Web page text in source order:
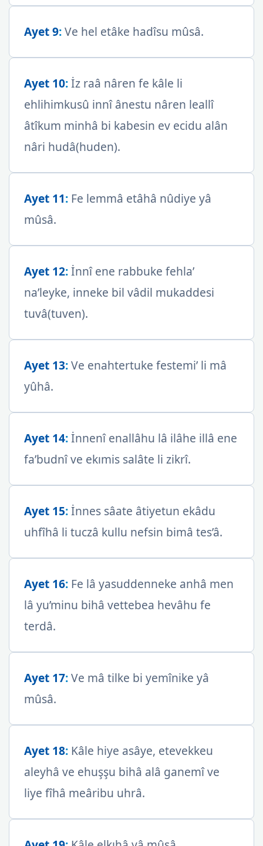
Ayet 9:Ve hel etâke hadîsu mûsâ.
Ayet 10:İz raâ nâren fe kâle li
ehlihimkusû innî ânestu nâren leallî
âtîkum minhâ bi kabesin ev ecidu alân
nâri hudâ(huden).
Ayet 11: Fe lemmâ etâhâ nûdiye yâ
mûsâ.
Ayet 12:İnnî ene rabbuke fehla’
na’leyke, inneke bil vâdil mukaddesi
tuvâ(tuven).
Ayet 13:Ve enahtertuke festemi’ li mâ
yûhâ.
Ayet 14:İnnenî enallâhu lâ ilâhe illâ ene
fa’budnî ve ekımis salâte li zikrî.
Ayet 15:İnnes sâate âtiyetun ekâdu
uhfîhâ li tuczâ kullu nefsin bimâ tes’â.
Ayet 16: Fe lâ yasuddenneke anhâ men
lâ yu’minu bihâ vettebea hevâhu fe
terdâ.
Ayet 17:Ve mâ tilke bi yemînike yâ
mûsâ.
Ayet 18: Kâle hiye asâye, etevekkeu
aleyhâ ve ehuşşu bihâ alâ ganemî ve
liye fîhâ meâribu uhrâ.